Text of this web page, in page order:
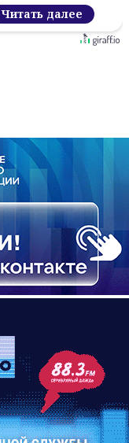
Читать далее